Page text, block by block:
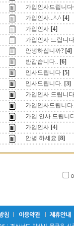
가입인사드립니
가입인사...^.^ [4]
가입인사 [4]
가입인사 드립니
안녕하십니까? [4]
반갑습니다.. [6]
인사드립니다 [5]
인사드립니다. [3]
가입인사 드립니
가입인사드립니다
가입 인사 드립니
가입인사 [4]
안녕 하세요 [8]